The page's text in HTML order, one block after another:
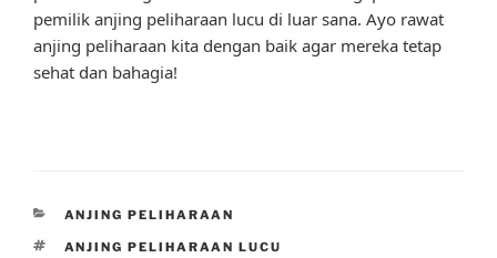
pemilik anjing peliharaan lucu di luar sana. Ayo rawat
anjing peliharaan kita dengan baik agar mereka tetap
sehat dan bahagia!
CATEGORIES
ANJING PELIHARAAN
TAGS
ANJING PELIHARAAN LUCU